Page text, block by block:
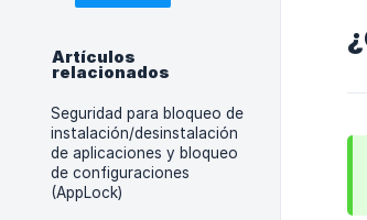
Artículos
relacionados
Seguridad para bloqueo de
instalación/desinstalación
de aplicaciones y bloqueo
de configuraciones
(AppLock)